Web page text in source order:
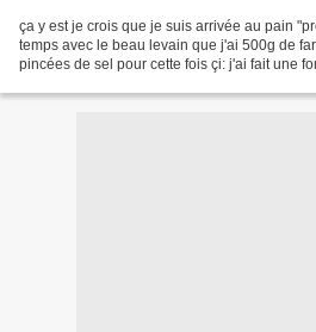
ça y est je crois que je suis arrivée au pain
temps avec le beau levain que j'ai 500g de
pincées de sel pour cette fois çi: j'ai fait une